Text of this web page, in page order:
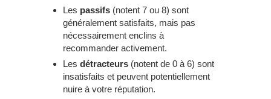
Les passifs (notent 7 ou 8) sont
généralement satisfaits, mais pas
nécessairement enclins à
recommander activement.
Les détracteurs (notent de 0 à 6) sont
insatisfaits et peuvent potentiellement
nuire à votre réputation.